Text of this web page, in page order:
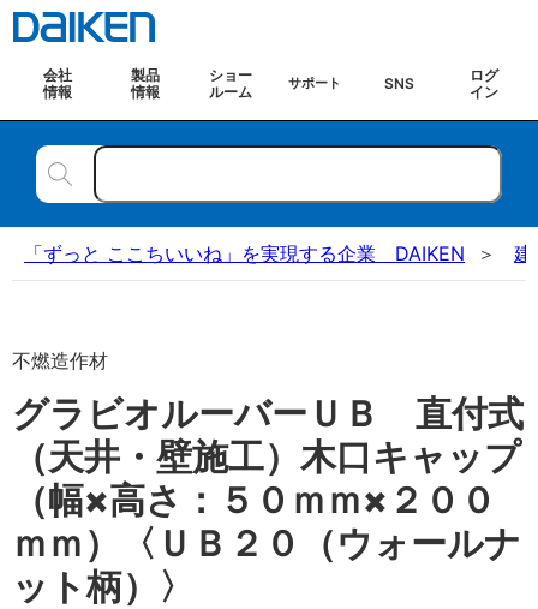
会社
情報
製品
情報
ショー
ルーム
サポート SNS
ログ
イン
「ずっと ここちいいね」を実現する企業 DAIKEN 建
不燃造作材
グラビオルーバーＵＢ 直付式
（天井・壁施工）木口キャップ
（幅×高さ：５０ｍｍ×２００
ｍｍ）〈ＵＢ２０（ウォールナ
ット柄）〉